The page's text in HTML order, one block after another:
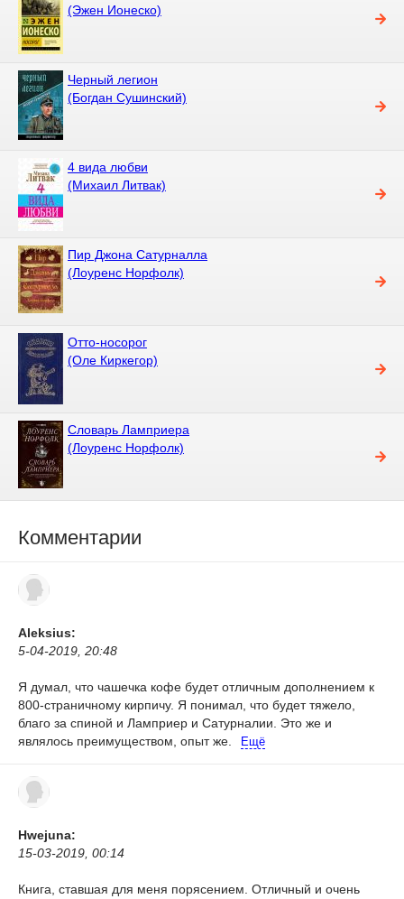
(Эжен Ионеско)
Черный легион
(Богдан Сушинский)
4 вида любви
(Михаил Литвак)
Пир Джона Сатурналла
(Лоуренс Норфолк)
Отто-носорог
(Оле Киркегор)
Словарь Ламприера
(Лоуренс Норфолк)
Комментарии
Aleksius:
5-04-2019, 20:48
Я думал, что чашечка кофе будет отличным дополнением к
800-страничному кирпичу. Я понимал, что будет тяжело,
благо за спиной и Ламприер и Сатурналии. Это же и
являлось преимуществом, опыт же.
Ещё
Hwejuna:
15-03-2019, 00:14
Книга, ставшая для меня порясением. Отличный и очень